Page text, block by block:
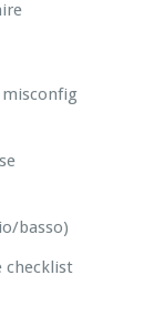
basso)
checklist